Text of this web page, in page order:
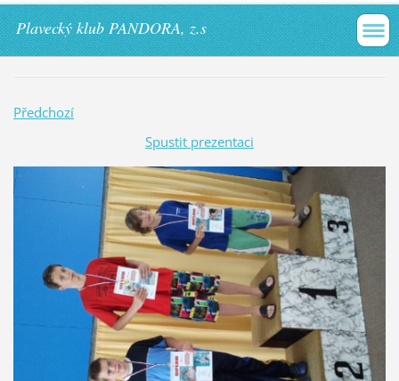
Plavecký klub PANDORA, z.s
Předchozí
Spustit prezentaci